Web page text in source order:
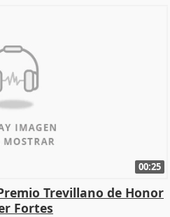
00:25
Trevillano de Honor
Fortes